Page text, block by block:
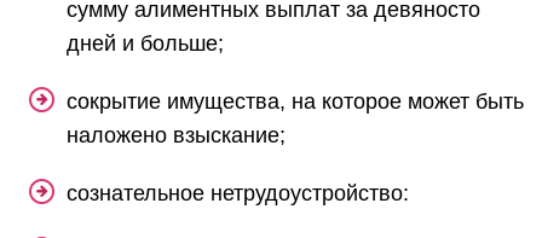
сумму алиментных выплат за девяносто
дней и больше;
сокрытие имущества, на которое может быть
наложено взыскание;
сознательное нетрудоустройство: